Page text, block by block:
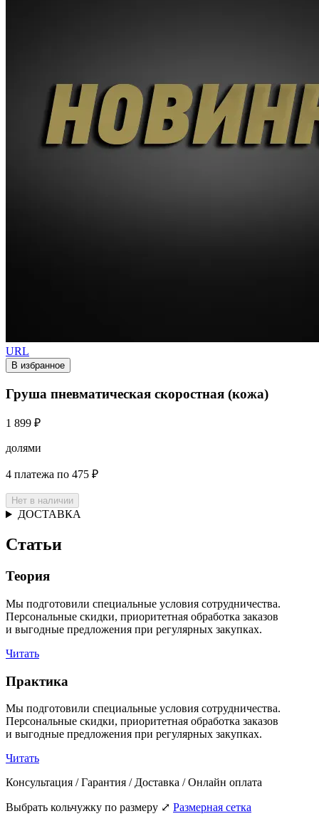
URL
В избранное
Груша пневматическая скоростная (кожа)
1 899 ₽
долями
4 платежа по 475 ₽
Нет в наличии
ДОСТАВКА
Статьи
Теория
Мы подготовили специальные условия сотрудничества.
Персональные скидки, приоритетная обработка заказов
и выгодные предложения при регулярных закупках.
Читать
Практика
Мы подготовили специальные условия сотрудничества.
Персональные скидки, приоритетная обработка заказов
и выгодные предложения при регулярных закупках.
Читать
Консультация / Гарантия / Доставка / Онлайн оплата
Выбрать кольчужку по размеру ⤢ Размерная сетка